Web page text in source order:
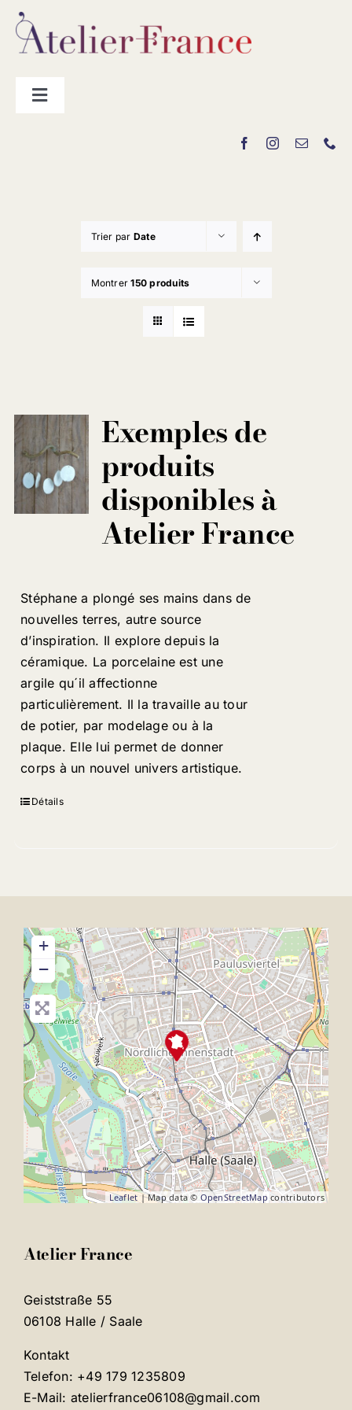
Passer
contenu
Toggle
Trier par Date
Montrer150 produits
Exemples de
produits
disponibles à
Atelier France
Stéphane a plongé ses mains dans de
nouvelles terres, autre source
d’inspiration. Il explore depuis la
céramique. La porcelaine est une
argile qu´il affectionne
particulièrement. Il la travaille au tour
de potier, par modelage ou à la
plaque. Elle lui permet de donner
corps à un nouvel univers artistique.
Détails
+
−
Leaflet| Map data © OpenStreetMap contributors
Atelier France
Geiststraße 55
06108 Halle / Saale
Kontakt
Telefon: +49 179 1235809
E-Mail: atelierfrance06108@gmail.com